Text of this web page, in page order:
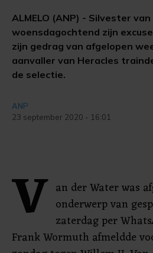
ALMELO (ANP) - Silvester
woensdagochtend zijn
zijn gedrag van afgelopen
aanvaller van Heracles
de selectie.
ANP
23 september 2020 - 16:01
V an der Water was
onderwerp van
zaterdag per
Frank Wormuth afmeldde